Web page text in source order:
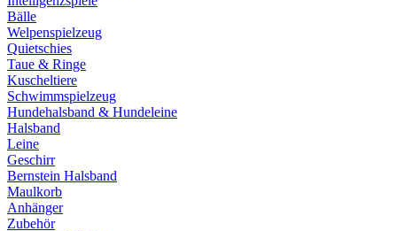
Bälle
Welpenspielzeug
Quietschies
Taue & Ringe
Kuscheltiere
Schwimmspielzeug
Hundehalsband & Hundeleine
Halsband
Leine
Geschirr
Bernstein Halsband
Maulkorb
Anhänger
Zubehör